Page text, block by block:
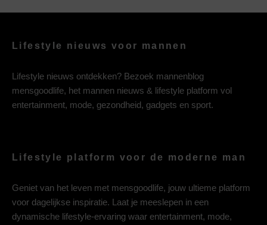
Lifestyle nieuws voor mannen
Lifestyle nieuws ontdekken? Bezoek mannenblog
mensgoodlife, het mannen nieuws & lifestyle platform vol
entertainment, mode, gezondheid, gadgets en sport.
Lifestyle platform voor de moderne man
Geniet van het leven met mensgoodlife, jouw ultieme platform
voor dagelijkse inspiratie. Laat je meeslepen in een
dynamische lifestyle-ervaring waar entertainment, mode,